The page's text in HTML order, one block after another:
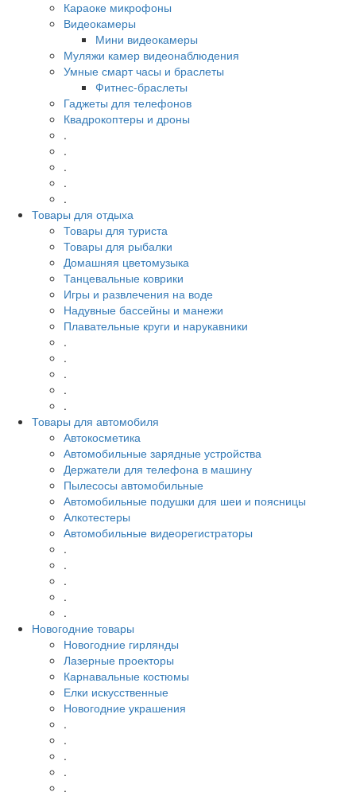
Караоке микрофоны
Видеокамеры
Мини видеокамеры
Муляжи камер видеонаблюдения
Умные смарт часы и браслеты
Фитнес-браслеты
Гаджеты для телефонов
Квадрокоптеры и дроны
.
.
.
.
.
Товары для отдыха
Товары для туриста
Товары для рыбалки
Домашняя цветомузыка
Танцевальные коврики
Игры и развлечения на воде
Надувные бассейны и манежи
Плавательные круги и нарукавники
.
.
.
.
.
Товары для автомобиля
Автокосметика
Автомобильные зарядные устройства
Держатели для телефона в машину
Пылесосы автомобильные
Автомобильные подушки для шеи и поясницы
Алкотестеры
Автомобильные видеорегистраторы
.
.
.
.
.
Новогодние товары
Новогодние гирлянды
Лазерные проекторы
Карнавальные костюмы
Елки искусственные
Новогодние украшения
.
.
.
.
.